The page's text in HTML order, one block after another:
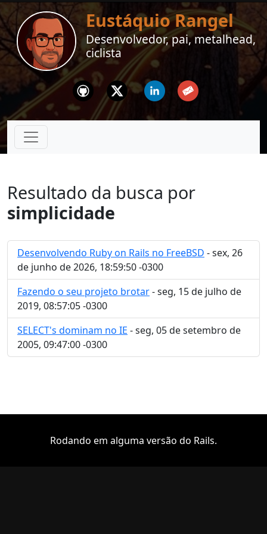
Eustáquio Rangel
Desenvolvedor, pai, metalhead,
ciclista
Github Twitter Linkedin Email
Resultado da busca por
simplicidade
Desenvolvendo Ruby on Rails no FreeBSD - sex, 26
de junho de 2026, 18:59:50 -0300
Fazendo o seu projeto brotar- seg, 15 de julho de
2019, 08:57:05 -0300
SELECT's dominam no IE - seg, 05 de setembro de
2005, 09:47:00 -0300
Rodando em alguma versão do Rails.